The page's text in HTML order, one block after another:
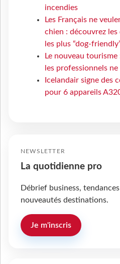
incendies
Les Français ne
chien : découvrez
les plus “dog-
Le nouveau
les professionnels
Icelandair signe des
pour 6 appareils
NEWSLETTER
La quotidienne pro
Débrief business,
nouveautés destinations.
Je m'inscris